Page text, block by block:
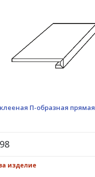
П-образная прямая
изделие